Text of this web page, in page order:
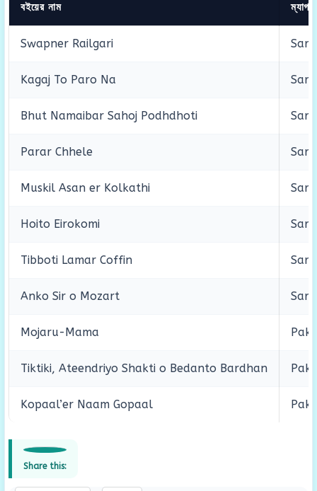
বইয়ের নাম
Swapner Railgari
Kagaj To Paro Na
Bhut Namaibar Sahoj Podhdhoti
Parar Chhele
Muskil Asan er Kolkathi
Hoito Eirokomi
Tibboti Lamar Coffin
Anko Sir o Mozart
Mojaru-Mama
Tiktiki, Ateendriyo Shakti o Bedanto Bardhan
Kopaal’er Naam Gopaal
Share this: